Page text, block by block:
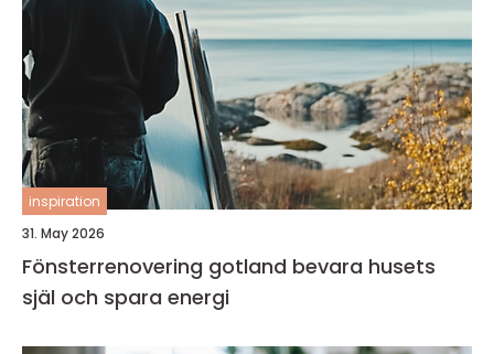
inspiration
31. May 2026
Fönsterrenovering gotland bevara husets
själ och spara energi